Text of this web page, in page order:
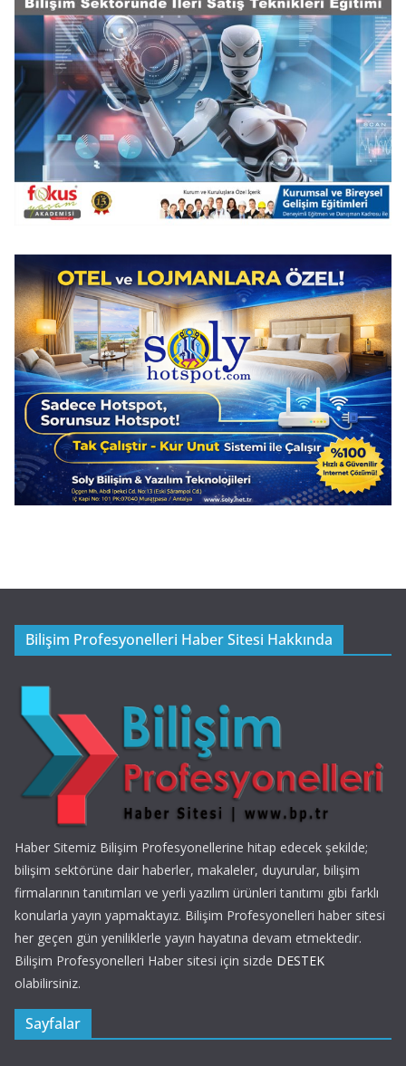
Bilişim Profesyonelleri Haber Sitesi Hakkında
Haber Sitemiz Bilişim Profesyonellerine hitap edecek şekilde;
bilişim sektörüne dair haberler, makaleler, duyurular, bilişim
firmalarının tanıtımları ve yerli yazılım ürünleri tanıtımı gibi farklı
konularla yayın yapmaktayız. Bilişim Profesyonelleri haber sitesi
her geçen gün yeniliklerle yayın hayatına devam etmektedir.
Bilişim Profesyonelleri Haber sitesi için sizde DESTEK
olabilirsiniz.
Sayfalar